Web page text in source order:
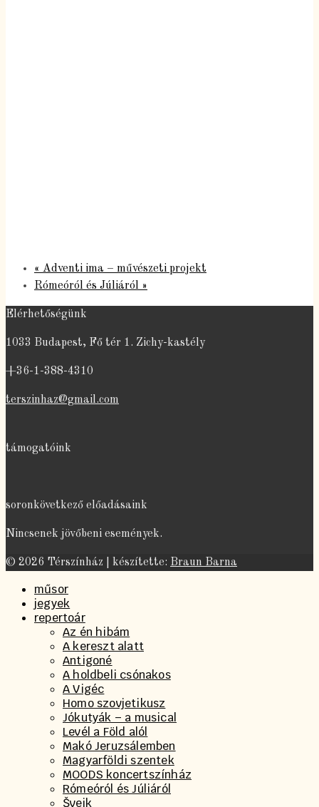
« Adventi ima – művészeti projekt
Rómeóról és Júliáról »
Elérhetőségünk
1033 Budapest, Fő tér 1. Zichy-kastély
+36-1-388-4310
terszinhaz@gmail.com
támogatóink
soronkövetkező előadásaink
Nincsenek jövőbeni események.
© 2026 Térszínház | készítette: Braun Barna
műsor
jegyek
repertoár
Az én hibám
A kereszt alatt
Antigoné
A holdbeli csónakos
A Vigéc
Homo szovjetikusz
Jókutyák – a musical
Levél a Föld alól
Makó Jeruzsálemben
Magyarföldi szentek
MOODS koncertszínház
Rómeóról és Júliáról
Švejk